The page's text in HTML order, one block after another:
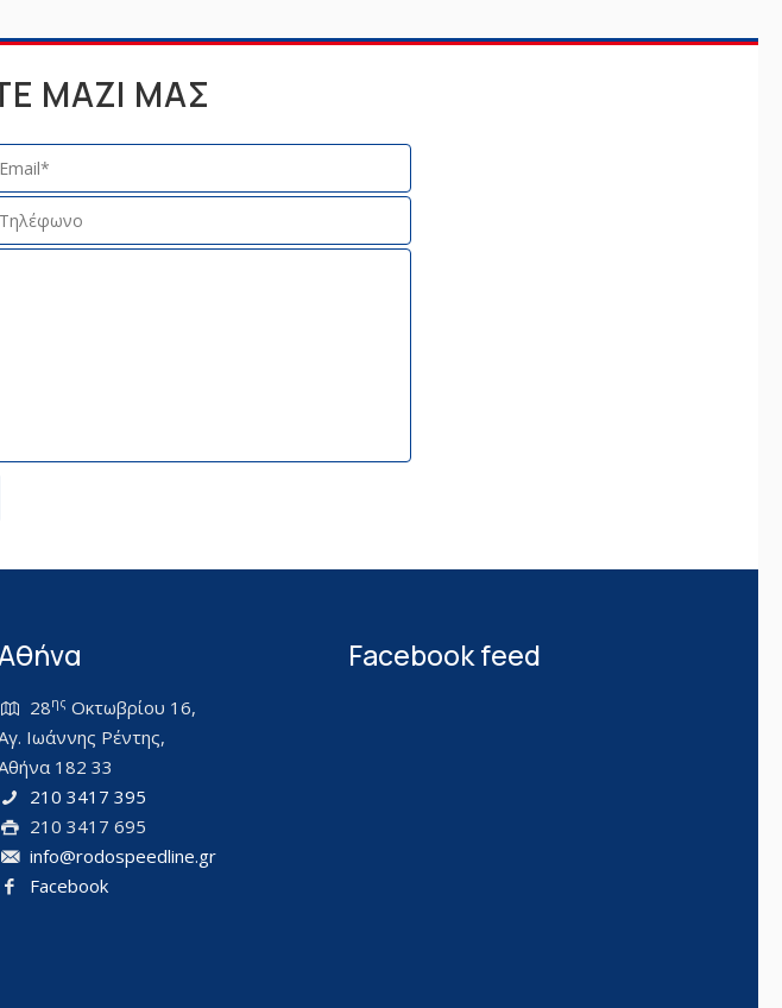
ΜΑΖΙ ΜΑΣ
28ης Οκτωβρίου 16,
Ιωάννης Ρέντης,
182 33
210 3417 395
210 3417 695
info@rodospeedline.gr
Facebook
Facebook feed